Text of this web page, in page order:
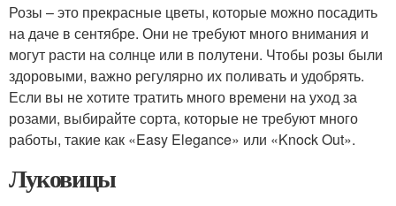
Розы – это прекрасные цветы, которые можно посадить
на даче в сентябре. Они не требуют много внимания и
могут расти на солнце или в полутени. Чтобы розы были
здоровыми, важно регулярно их поливать и удобрять.
Если вы не хотите тратить много времени на уход за
розами, выбирайте сорта, которые не требуют много
работы, такие как «Easy Elegance» или «Knock Out».
Луковицы